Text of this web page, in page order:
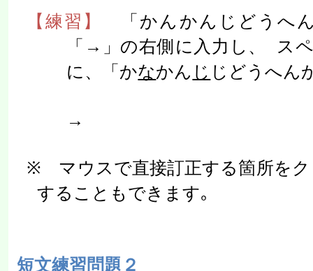
【練習】
「かんかんじどうへ
「→」の右側に入力し、
ス
に、「かなかん じ じどうへん
→
※ マウスで直接訂正する箇所を
することもできます｡
短文練習問題２